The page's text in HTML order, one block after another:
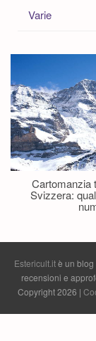
Varie
Cartomanzia
Svizzera:
Estericult.itè un blog
recensioni e
Copyright 2026 |